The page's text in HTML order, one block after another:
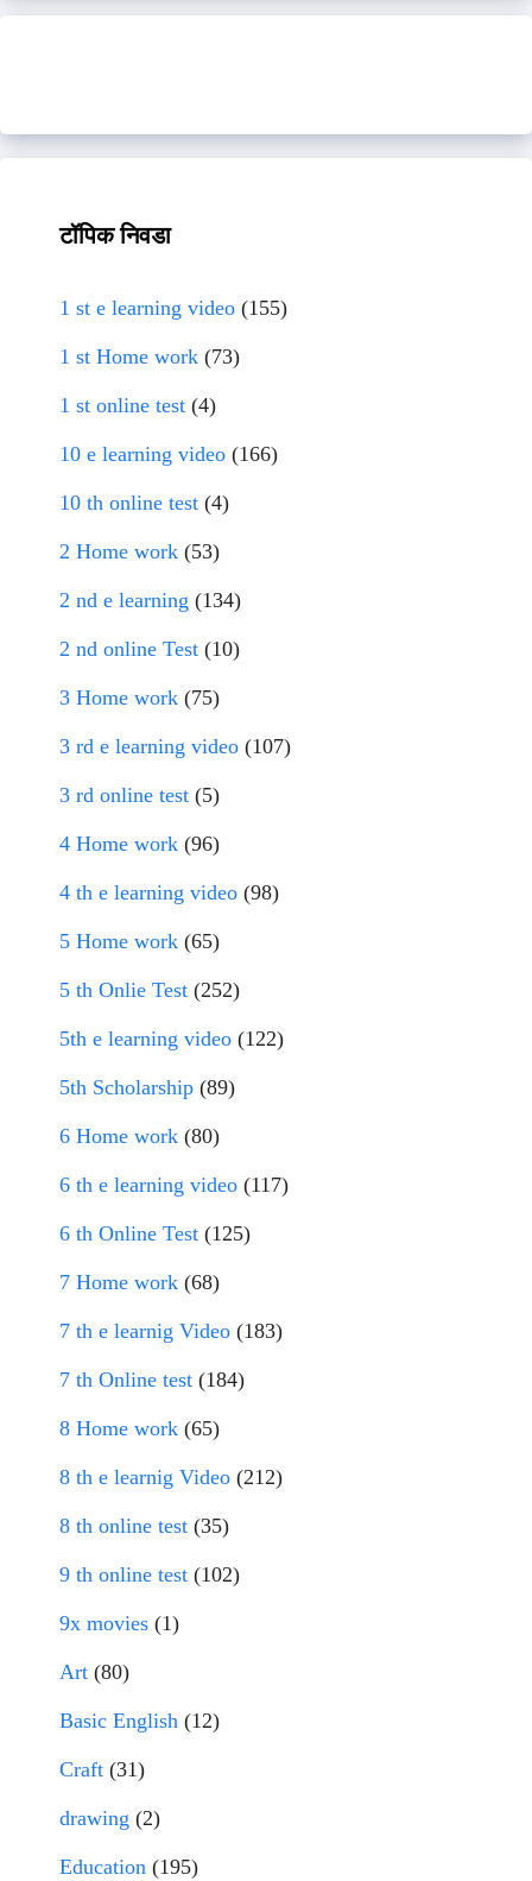
टॉपिक निवडा
1 st e learning video (155)
1 st Home work (73)
1 st online test (4)
10 e learning video (166)
10 th online test (4)
2 Home work (53)
2 nd e learning (134)
2 nd online Test (10)
3 Home work (75)
3 rd e learning video (107)
3 rd online test (5)
4 Home work (96)
4 th e learning video (98)
5 Home work (65)
5 th Onlie Test (252)
5th e learning video (122)
5th Scholarship (89)
6 Home work (80)
6 th e learning video (117)
6 th Online Test (125)
7 Home work (68)
7 th e learnig Video (183)
7 th Online test (184)
8 Home work (65)
8 th e learnig Video (212)
8 th online test (35)
9 th online test (102)
9x movies (1)
Art (80)
Basic English (12)
Craft (31)
drawing (2)
Education (195)